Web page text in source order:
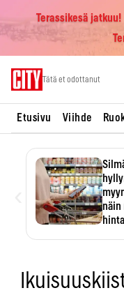
Terassikesä
Tätä et odottanut
Etusivu Viihde
näin